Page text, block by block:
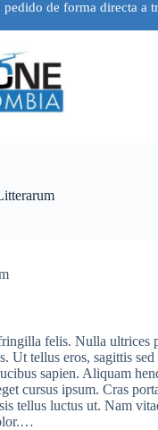
pedido de forma directa a
felis. Nulla ultrices
Ut tellus eros, sagittis sed
sapien. Aliquam
cursus ipsum. Cras
tellus luctus ut. Nam